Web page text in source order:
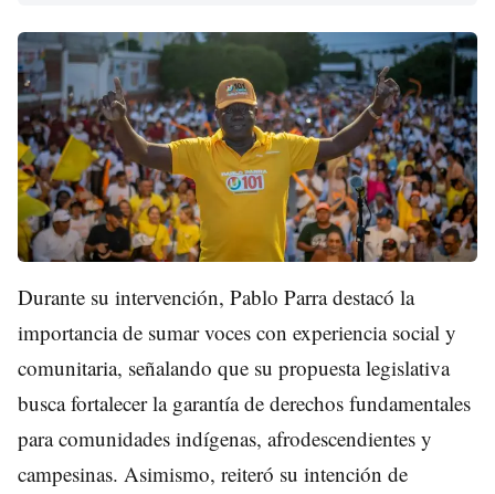
Durante su intervención, Pablo Parra destacó la
importancia de sumar voces con experiencia social y
comunitaria, señalando que su propuesta legislativa
busca fortalecer la garantía de derechos fundamentales
para comunidades indígenas, afrodescendientes y
campesinas. Asimismo, reiteró su intención de